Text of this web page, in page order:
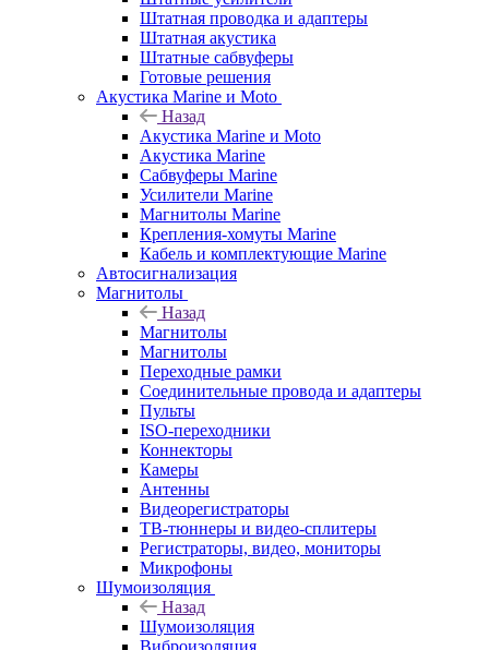
Штатная проводка и адаптеры
Штатная акустика
Штатные сабвуферы
Готовые решения
Акустика Marine и Moto
Назад
Акустика Marine и Moto
Акустика Marine
Сабвуферы Marine
Усилители Marine
Магнитолы Marine
Крепления-хомуты Marine
Кабель и комплектующие Marine
Автосигнализация
Магнитолы
Назад
Магнитолы
Магнитолы
Переходные рамки
Соединительные провода и адаптеры
Пульты
ISO-переходники
Коннекторы
Камеры
Антенны
Видеорегистраторы
ТВ-тюннеры и видео-сплитеры
Регистраторы, видео, мониторы
Микрофоны
Шумоизоляция
Назад
Шумоизоляция
Виброизоляция